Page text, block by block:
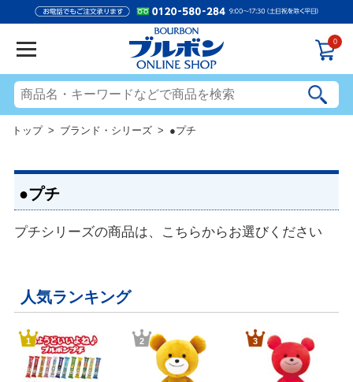
0
トップ> ブランド・シリーズ > ●プチ
●プチ
プチシリーズの商品は、こちらからお選びください
人気ランキング
1 2 3